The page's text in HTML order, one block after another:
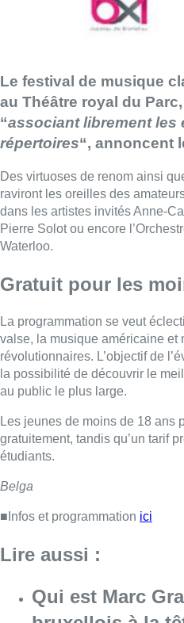
Le festival de musique
au Théâtre royal du
“associant librement les
répertoires“, annoncent
Des virtuoses de renom ainsi
raviront les oreilles des
dans les artistes invités Anne-
Pierre Solot ou encore
Waterloo.
Gratuit pour les
La programmation se veut
valse, la musique américaine et
révolutionnaires. L’objectif de
la possibilité de découvrir le
au public le plus large.
Les jeunes de moins de 18 ans
gratuitement, tandis qu’un tarif
étudiants.
Belga
■Infos et programmation ici
Lire aussi :
Qui est Marc